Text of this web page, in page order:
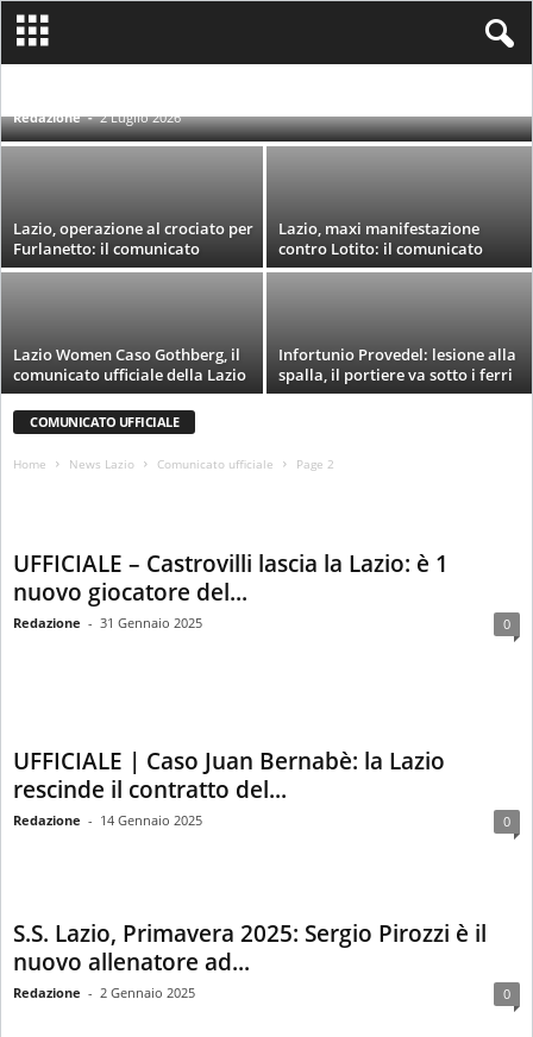
RASSEGNA STAMPA
Lazio, svelate a sorpresa le nuove maglie
Redazione - 2 Luglio 2026
Lazio, operazione al crociato per
Furlanetto: il comunicato
Lazio, maxi manifestazione
contro Lotito: il comunicato
Lazio Women Caso Gothberg, il
comunicato ufficiale della Lazio
Infortunio Provedel: lesione alla
spalla, il portiere va sotto i ferri
COMUNICATO UFFICIALE
Home News Lazio Comunicato ufficiale Page 2
UFFICIALE – Castrovilli lascia la Lazio: è 1
nuovo giocatore del...
Redazione - 31 Gennaio 2025 0
UFFICIALE | Caso Juan Bernabè: la Lazio
rescinde il contratto del...
Redazione - 14 Gennaio 2025 0
S.S. Lazio, Primavera 2025: Sergio Pirozzi è il
nuovo allenatore ad...
Redazione - 2 Gennaio 2025 0